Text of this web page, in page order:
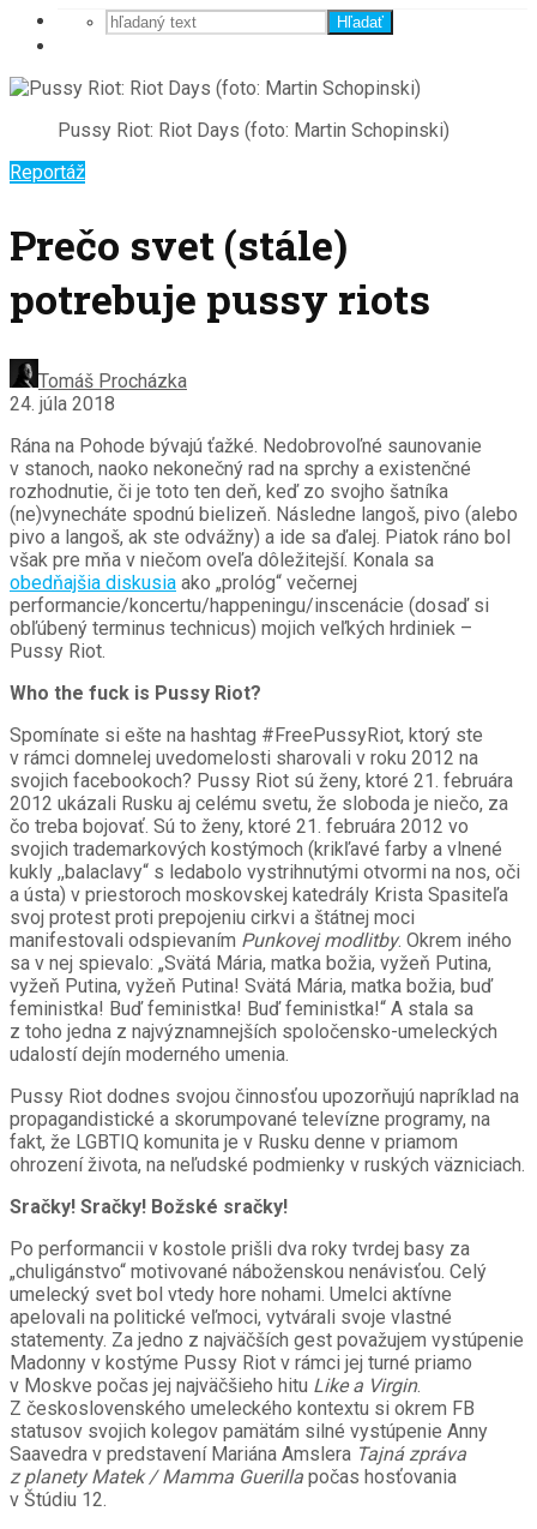
Hľadať
Pussy Riot: Riot Days (foto: Martin Schopinski)
Reportáž
Prečo svet (stále)
potrebuje pussy riots
Tomáš Procházka
24. júla 2018
Rána na Pohode bývajú ťažké. Nedobrovoľné saunovanie
v stanoch, naoko nekonečný rad na sprchy a existenčné
rozhodnutie, či je toto ten deň, keď zo svojho šatníka
(ne)vynecháte spodnú bielizeň. Následne langoš, pivo (alebo
pivo a langoš, ak ste odvážny) a ide sa ďalej. Piatok ráno bol
však pre mňa v niečom oveľa dôležitejší. Konala sa
obedňajšia diskusia ako „prológ“ večernej
performancie/koncertu/happeningu/inscenácie (dosaď si
obľúbený terminus technicus) mojich veľkých hrdiniek –
Pussy Riot.
Who the fuck is Pussy Riot?
Spomínate si ešte na hashtag #FreePussyRiot, ktorý ste
v rámci domnelej uvedomelosti sharovali v roku 2012 na
svojich facebookoch? Pussy Riot sú ženy, ktoré 21. februára
2012 ukázali Rusku aj celému svetu, že sloboda je niečo, za
čo treba bojovať. Sú to ženy, ktoré 21. februára 2012 vo
svojich trademarkových kostýmoch (krikľavé farby a vlnené
kukly ,,balaclavy“ s ledabolo vystrihnutými otvormi na nos, oči
a ústa) v priestoroch moskovskej katedrály Krista Spasiteľa
svoj protest proti prepojeniu cirkvi a štátnej moci
manifestovali odspievaním Punkovej modlitby. Okrem iného
sa v nej spievalo: „Svätá Mária, matka božia, vyžeň Putina,
vyžeň Putina, vyžeň Putina! Svätá Mária, matka božia, buď
feministka! Buď feministka! Buď feministka!“ A stala sa
z toho jedna z najvýznamnejších spoločensko-umeleckých
udalostí dejín moderného umenia.
Pussy Riot dodnes svojou činnosťou upozorňujú napríklad na
propagandistické a skorumpované televízne programy, na
fakt, že LGBTIQ komunita je v Rusku denne v priamom
ohrození života, na neľudské podmienky v ruských väzniciach.
Sračky! Sračky! Božské sračky!
Po performancii v kostole prišli dva roky tvrdej basy za
„chuligánstvo“ motivované náboženskou nenávisťou. Celý
umelecký svet bol vtedy hore nohami. Umelci aktívne
apelovali na politické veľmoci, vytvárali svoje vlastné
statementy. Za jedno z najväčších gest považujem vystúpenie
Madonny v kostýme Pussy Riot v rámci jej turné priamo
v Moskve počas jej najväčšieho hitu Like a Virgin.
Z československého umeleckého kontextu si okrem FB
statusov svojich kolegov pamätám silné vystúpenie Anny
Saavedra v predstavení Mariána Amslera Tajná zpráva
z planety Matek / Mamma Guerilla počas hosťovania
v Štúdiu 12.